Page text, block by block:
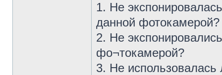
1. Не
данной фотокамерой?
2. Не
фо¬токамерой?
3. Не